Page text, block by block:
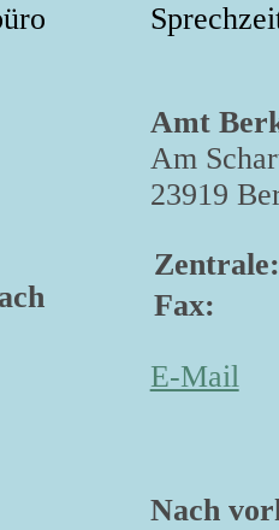
Amt
Am
23919
Zentrale:
Fax:
E-Mail
Nach